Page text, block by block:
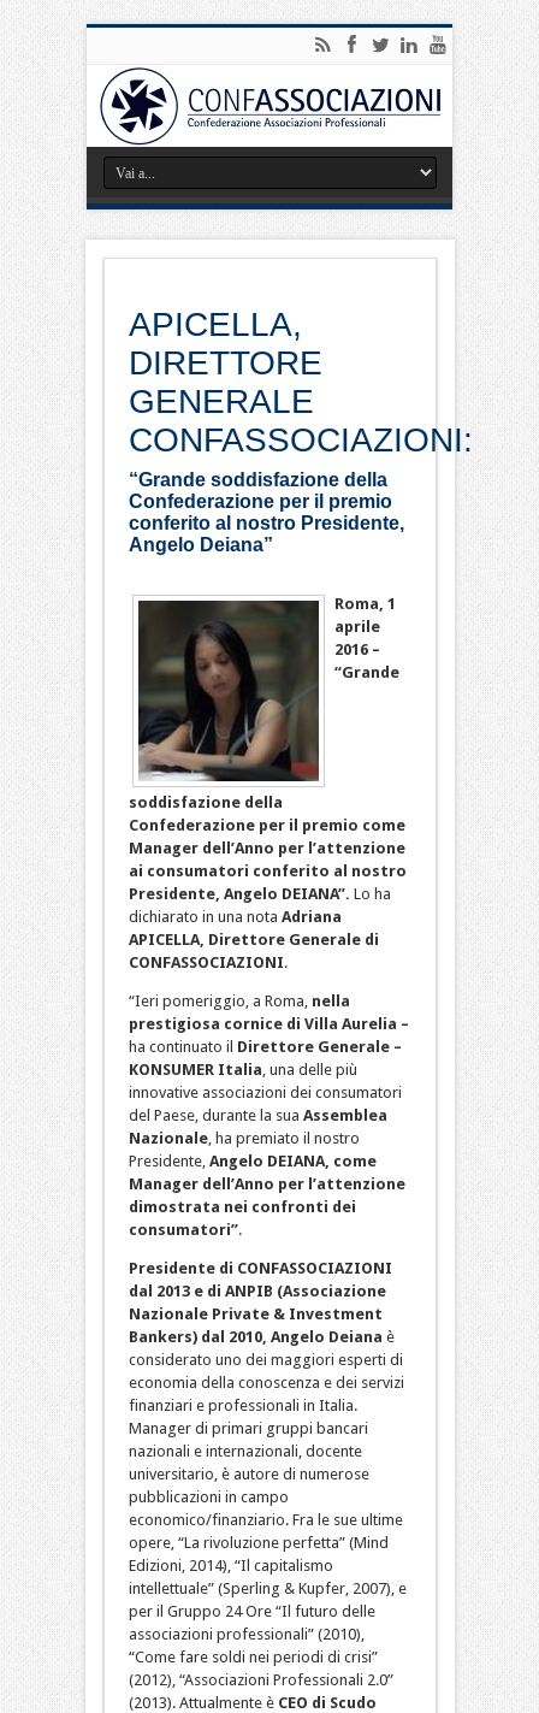
APICELLA,
DIRETTORE
GENERALE
CONFASSOCIAZIONI:
“Grande soddisfazione della
Confederazione per il premio
conferito al nostro Presidente,
Angelo Deiana”
Roma, 1
aprile
2016 –
“Grande
soddisfazione della
Confederazione per il premio come
Manager dell’Anno per l’attenzione
ai consumatori conferito al nostro
Presidente, Angelo DEIANA”. Lo ha
dichiarato in una nota Adriana
APICELLA, Direttore Generale di
CONFASSOCIAZIONI.
“Ieri pomeriggio, a Roma, nella
prestigiosa cornice di Villa Aurelia –
ha continuato il Direttore Generale –
KONSUMER Italia , una delle più
innovative associazioni dei consumatori
del Paese, durante la sua Assemblea
Nazionale, ha premiato il nostro
Presidente, Angelo DEIANA, come
Manager dell’Anno per l’attenzione
dimostrata nei confronti dei
consumatori”.
Presidente di CONFASSOCIAZIONI
dal 2013 e di ANPIB (Associazione
Nazionale Private & Investment
Bankers) dal 2010, Angelo Deiana è
considerato uno dei maggiori esperti di
economia della conoscenza e dei servizi
finanziari e professionali in Italia.
Manager di primari gruppi bancari
nazionali e internazionali, docente
universitario, è autore di numerose
pubblicazioni in campo
economico/finanziario. Fra le sue ultime
opere, “La rivoluzione perfetta” (Mind
Edizioni, 2014), “Il capitalismo
intellettuale” (Sperling & Kupfer, 2007), e
per il Gruppo 24 Ore “Il futuro delle
associazioni professionali” (2010),
“Come fare soldi nei periodi di crisi”
(2012), “Associazioni Professionali 2.0”
(2013). Attualmente è CEO di Scudo